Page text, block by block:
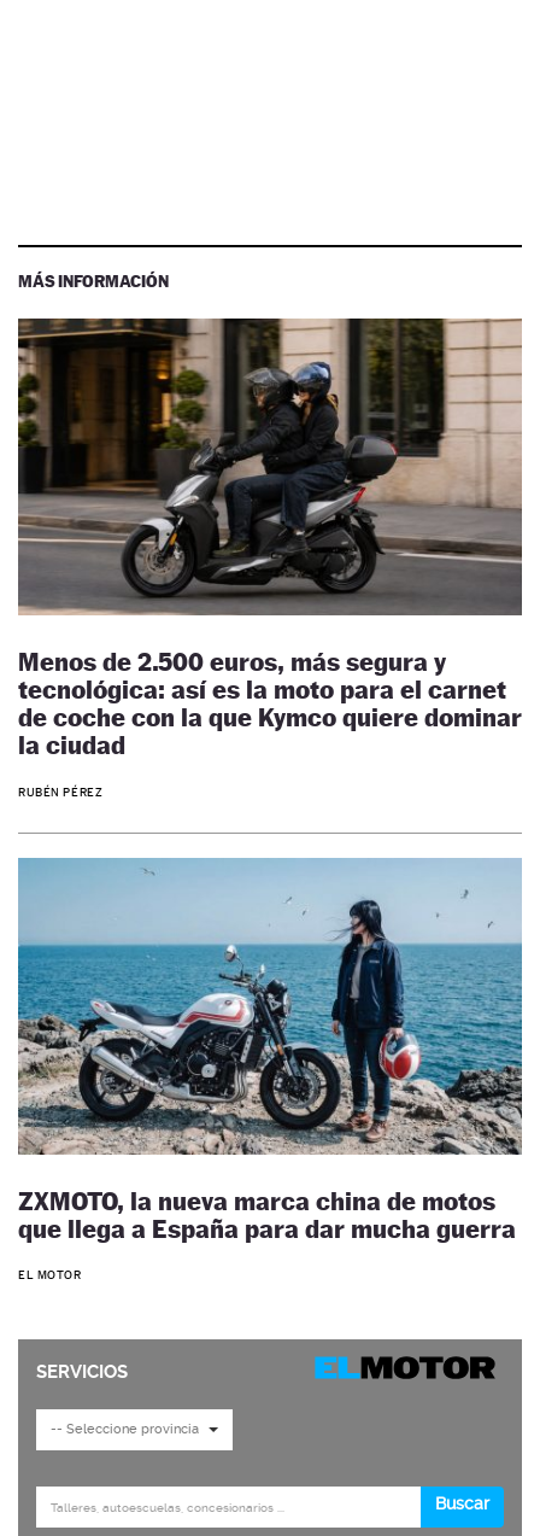
MÁS INFORMACIÓN
Menos de 2.500 euros, más segura y
tecnológica: así es la moto para el carnet
de coche con la que Kymco quiere dominar
la ciudad
RUBÉN PÉREZ
ZXMOTO, la nueva marca china de motos
que llega a España para dar mucha guerra
EL MOTOR